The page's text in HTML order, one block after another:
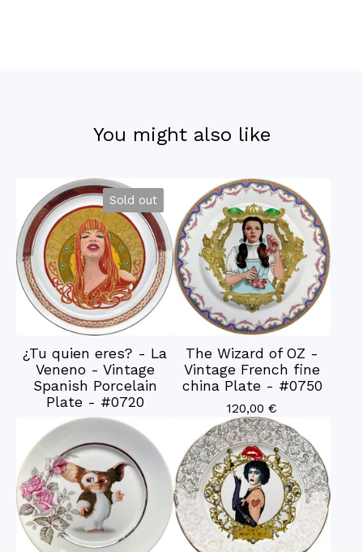
You might also like
Sold out
¿Tu quien eres? - La
Veneno - Vintage
Spanish Porcelain
Plate - #0720
The Wizard of OZ -
Vintage French fine
china Plate - #0750
120,00 €